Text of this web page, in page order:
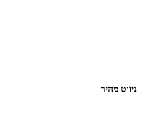
ניווט מהיר